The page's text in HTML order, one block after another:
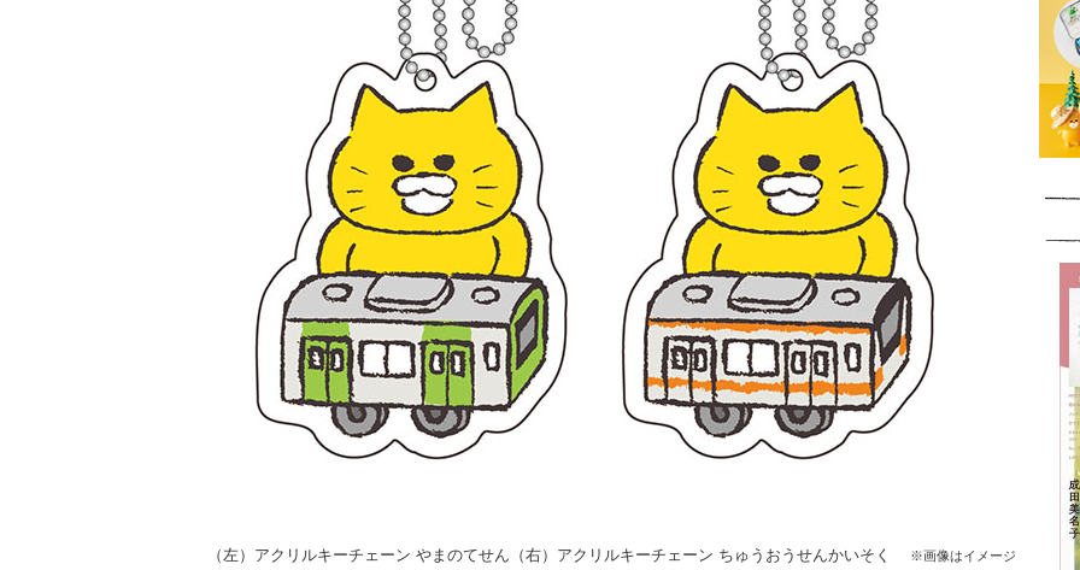
（左）アクリルキーチェーン やまのてせん（右）アクリルキーチェーン ちゅうおうせんかいそく ※画像はイメージ